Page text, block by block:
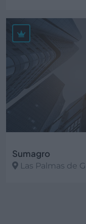
Ver más
Sumagro
Las Palmas de